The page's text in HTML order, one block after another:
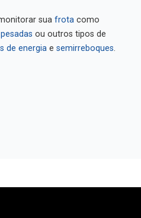
sua frota como
ou outros tipos de
de energia e semirreboques